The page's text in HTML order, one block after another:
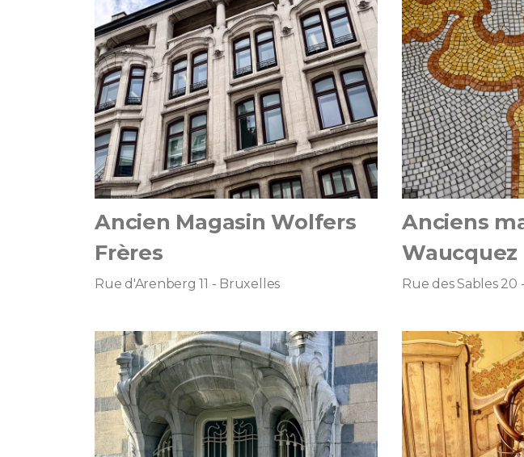
Ancien Magasin Wolfers
Frères
Rue d'Arenberg 11 - Bruxelles
Anciens
Waucquez
Rue des Sables 20